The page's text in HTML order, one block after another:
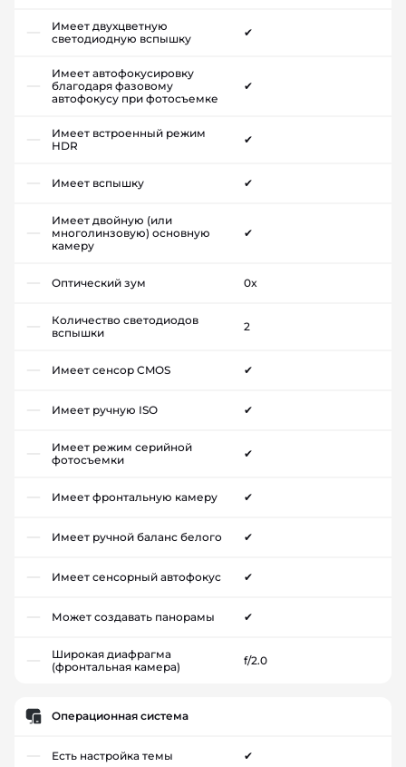
Имеет двухцветную
светодиодную вспышку
✔
Имеет автофокусировку
благодаря фазовому
автофокусу при фотосъемке
✔
Имеет встроенный режим
HDR
✔
Имеет вспышку ✔
Имеет двойную (или
многолинзовую) основную
камеру
✔
Оптический зум 0x
Количество светодиодов
вспышки
2
Имеет сенсор CMOS ✔
Имеет ручную ISO ✔
Имеет режим серийной
фотосъемки
✔
Имеет фронтальную камеру ✔
Имеет ручной баланс белого ✔
Имеет сенсорный автофокус ✔
Может создавать панорамы ✔
Широкая диафрагма
(фронтальная камера)
f/2.0
Операционная система
Есть настройка темы ✔